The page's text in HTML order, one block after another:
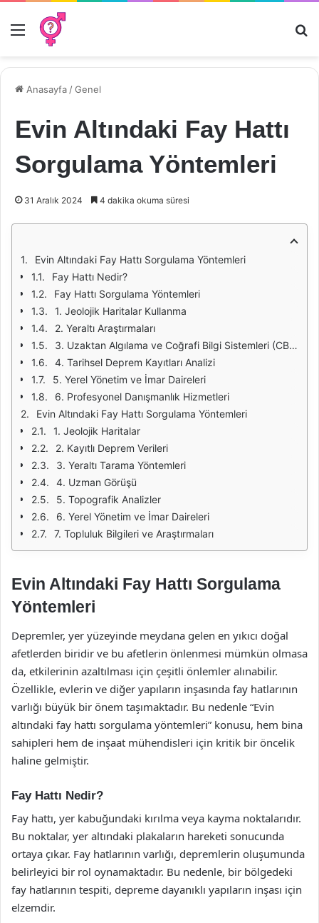
Menü
Anasayfa /Genel
Evin Altındaki Fay Hattı
Sorgulama Yöntemleri
31 Aralık 2024 4 dakika okuma süresi
Evin Altındaki Fay Hattı Sorgulama Yöntemleri
Fay Hattı Nedir?
Fay Hattı Sorgulama Yöntemleri
1. Jeolojik Haritalar Kullanma
2. Yeraltı Araştırmaları
3. Uzaktan Algılama ve Coğrafi Bilgi Sistemleri (CBS)
4. Tarihsel Deprem Kayıtları Analizi
5. Yerel Yönetim ve İmar Daireleri
6. Profesyonel Danışmanlık Hizmetleri
Evin Altındaki Fay Hattı Sorgulama Yöntemleri
1. Jeolojik Haritalar
2. Kayıtlı Deprem Verileri
3. Yeraltı Tarama Yöntemleri
4. Uzman Görüşü
5. Topografik Analizler
6. Yerel Yönetim ve İmar Daireleri
7. Topluluk Bilgileri ve Araştırmaları
Evin Altındaki Fay Hattı Sorgulama
Yöntemleri
Depremler, yer yüzeyinde meydana gelen en yıkıcı doğal
afetlerden biridir ve bu afetlerin önlenmesi mümkün olmasa
da, etkilerinin azaltılması için çeşitli önlemler alınabilir.
Özellikle, evlerin ve diğer yapıların inşasında fay hatlarının
varlığı büyük bir önem taşımaktadır. Bu nedenle “Evin
altındaki fay hattı sorgulama yöntemleri” konusu, hem bina
sahipleri hem de inşaat mühendisleri için kritik bir öncelik
haline gelmiştir.
Fay Hattı Nedir?
Fay hattı, yer kabuğundaki kırılma veya kayma noktalarıdır.
Bu noktalar, yer altındaki plakaların hareketi sonucunda
ortaya çıkar. Fay hatlarının varlığı, depremlerin oluşumunda
belirleyici bir rol oynamaktadır. Bu nedenle, bir bölgedeki
fay hatlarının tespiti, depreme dayanıklı yapıların inşası için
elzemdir.